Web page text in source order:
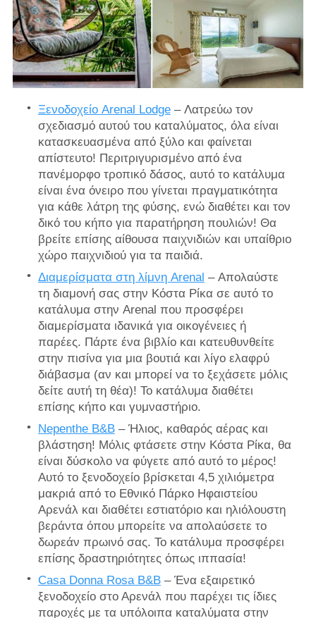
Ξενοδοχείο Arenal Lodge– Λατρεύω τον
σχεδιασμό αυτού του καταλύματος, όλα είναι
κατασκευασμένα από ξύλο και φαίνεται
απίστευτο! Περιτριγυρισμένο από ένα
πανέμορφο τροπικό δάσος, αυτό το κατάλυμα
είναι ένα όνειρο που γίνεται πραγματικότητα
για κάθε λάτρη της φύσης, ενώ διαθέτει και τον
δικό του κήπο για παρατήρηση πουλιών! Θα
βρείτε επίσης αίθουσα παιχνιδιών και υπαίθριο
χώρο παιχνιδιού για τα παιδιά.
Διαμερίσματα στη λίμνη Arenal – Απολαύστε
τη διαμονή σας στην Κόστα Ρίκα σε αυτό το
κατάλυμα στην Arenal που προσφέρει
διαμερίσματα ιδανικά για οικογένειες ή
παρέες. Πάρτε ένα βιβλίο και κατευθυνθείτε
στην πισίνα για μια βουτιά και λίγο ελαφρύ
διάβασμα (αν και μπορεί να το ξεχάσετε μόλις
δείτε αυτή τη θέα)! Το κατάλυμα διαθέτει
επίσης κήπο και γυμναστήριο.
Nepenthe B&B– Ήλιος, καθαρός αέρας και
βλάστηση! Μόλις φτάσετε στην Κόστα Ρίκα, θα
είναι δύσκολο να φύγετε από αυτό το μέρος!
Αυτό το ξενοδοχείο βρίσκεται 4,5 χιλιόμετρα
μακριά από το Εθνικό Πάρκο Ηφαιστείου
Αρενάλ και διαθέτει εστιατόριο και ηλιόλουστη
βεράντα όπου μπορείτε να απολαύσετε το
δωρεάν πρωινό σας. Το κατάλυμα προσφέρει
επίσης δραστηριότητες όπως ιππασία!
Casa Donna Rosa B&B– Ένα εξαιρετικό
ξενοδοχείο στο Αρενάλ που παρέχει τις ίδιες
παροχές με τα υπόλοιπα καταλύματα στην